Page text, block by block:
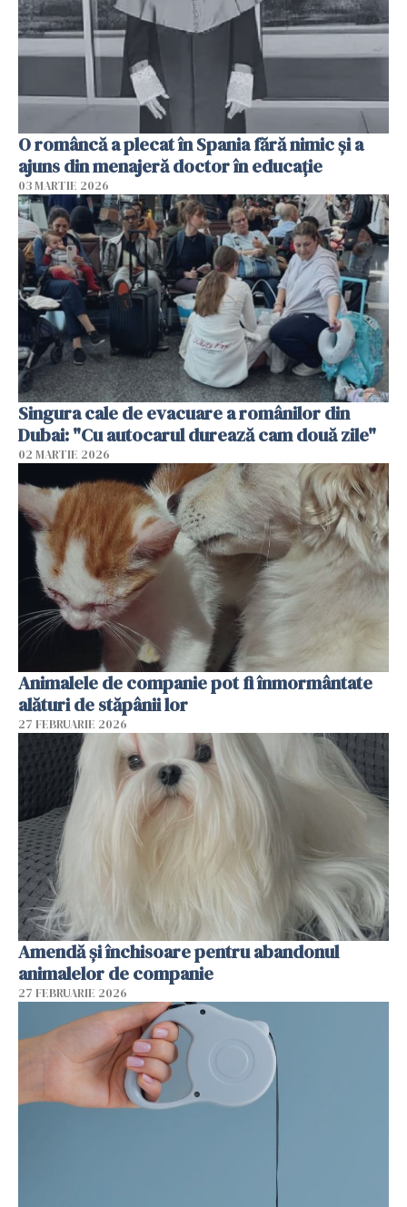
O româncă a plecat în Spania fără nimic și a
ajuns din menajeră doctor în educație
03 MARTIE 2026
Singura cale de evacuare a românilor din
Dubai: "Cu autocarul durează cam două zile"
02 MARTIE 2026
Animalele de companie pot fi înmormântate
alături de stăpânii lor
27 FEBRUARIE 2026
Amendă și închisoare pentru abandonul
animalelor de companie
27 FEBRUARIE 2026